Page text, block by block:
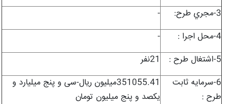
3-مجري طرح:
-
4-محل اجرا :
-
5-اشتغال طرح :
21نفر
6-سرمايه ثابت
طرح :
351055.41میلیون ریال-سی و پنج میلیارد و
یکصد و پنج میلیون تومان